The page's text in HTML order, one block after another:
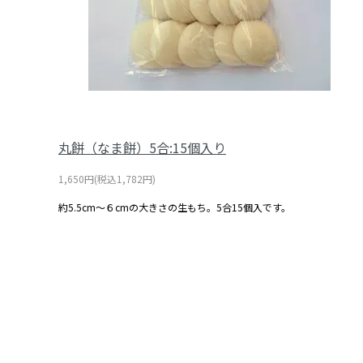
丸餅（なま餅）5合:15個入り
1,650円(税込1,782円)
約5.5cm～６cmの大きさの生もち。5合15個入です。